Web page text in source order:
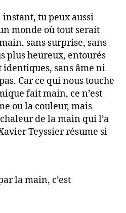
instant, tu peux aussi
monde où tout serait
sans surprise, sans
plus heureux, entourés
identiques, sans âme ni
Car ce qui nous touche
fait main, ce n’est
ou la couleur, mais
de la main qui l’a
Teyssier résume si
la main, c’est